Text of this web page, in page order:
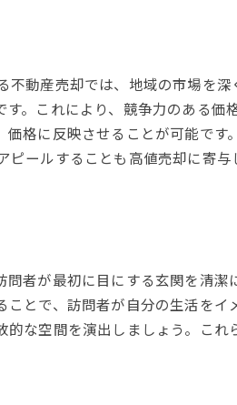
動産売却では、地域の市場を
。これにより、競争力のある価
格に反映させることが可能です
ールすることも高値売却に寄
者が最初に目にする玄関を清潔
とで、訪問者が自分の生活をイ
な空間を演出しましょう。これ